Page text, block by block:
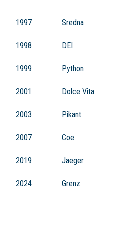
1997 Sredna
1998 DEI
1999 Python
2001 Dolce Vita
2003 Pikant
2007 Coe
2019 Jaeger
2024 Grenz